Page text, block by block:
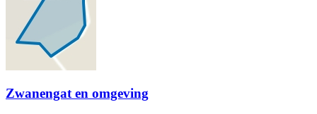
Zwanengat en omgeving